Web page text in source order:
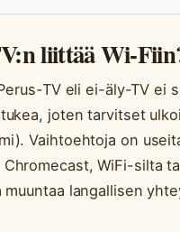
liittää Wi-
TV eli ei-äly-TV ei
joten tarvitset
Vaihtoehtoja on
WiFi-silta
langallisen